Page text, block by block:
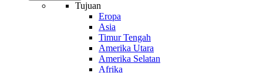
Tujuan
Eropa
Asia
Timur Tengah
Amerika Utara
Amerika Selatan
Afrika